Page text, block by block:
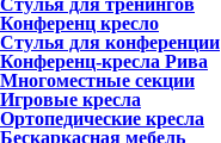
Стулья для тренингов
Конференц кресло
Стулья для конференции
Конференц-кресла Рива
Многоместные секции
Игровые кресла
Ортопедические кресла
Бескаркасная мебель